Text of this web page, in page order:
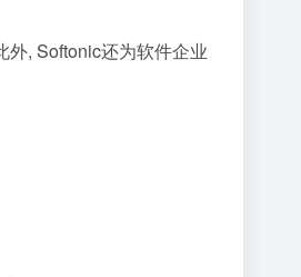
, Softonic还为软件企业